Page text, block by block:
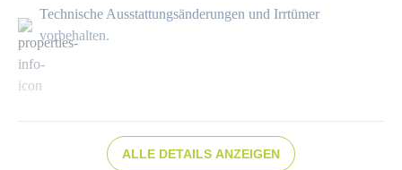
Technische Ausstattungsänderungen und Irrtümer
vorbehalten.
ALLE DETAILS ANZEIGEN